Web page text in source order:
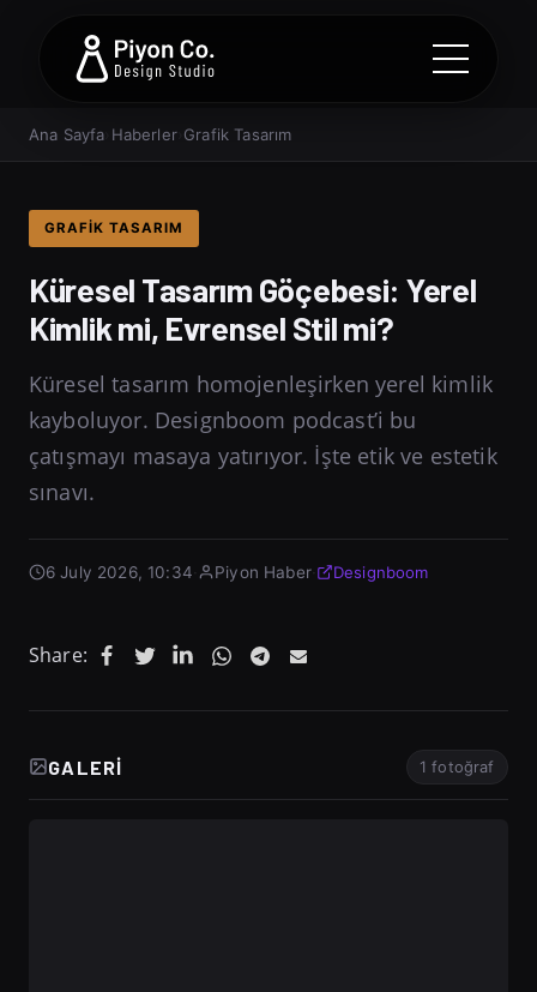
Ana Sayfa Haberler› Grafik Tasarım
GRAFIK TASARIM
Küresel Tasarım Göçebesi: Yerel
Kimlik mi, Evrensel Stil mi?
Küresel tasarım homojenleşirken yerel kimlik
kayboluyor. Designboom podcast’i bu
çatışmayı masaya yatırıyor. İşte etik ve estetik
sınavı.
6 July 2026, 10:34 Piyon Haber· Designboom
Share:
GALERI 1 fotoğraf